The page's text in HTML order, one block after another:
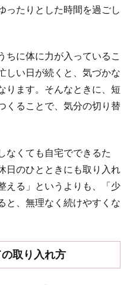
ったりとした時間を過ごし
ちに体に力が入っているこ
しい日が続くと、気づかな
ります。そんなときに、短
くることで、気分の切り替
なくても自宅でできるた
日のひとときにも取り入れ
える」というよりも、「少
と、無理なく続けやすくな
取り入れ方